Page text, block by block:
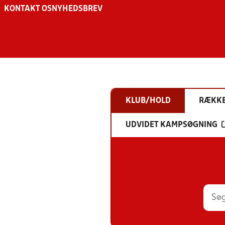
KONTAKT OS NYHEDSBREV
KLUB/HOLD
UDVIDET KAMPSØGNING